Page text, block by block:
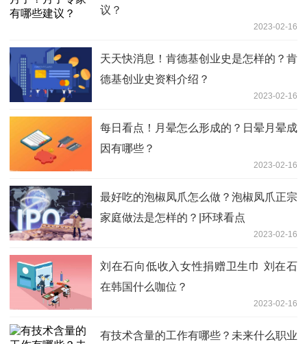
议？
2023-02-16
天天快消息！肯德基创业史是怎样的？肯
德基创业史资料介绍？
2023-02-16
每日看点！月晕怎么形成的？日晕月晕成
因有哪些？
2023-02-16
最好吃的泡椒凤爪怎么做？泡椒凤爪正宗
家庭做法是怎样的？|环球看点
2023-02-16
刘在石向低收入女性捐赠卫生巾 刘在石
在韩国什么咖位？
2023-02-16
有技术含量的工作有哪些？未来什么职业